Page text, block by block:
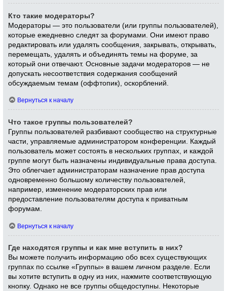
Кто такие модераторы?
Модераторы — это пользователи (или группы пользователей),
которые ежедневно следят за форумами. Они имеют право
редактировать или удалять сообщения, закрывать, открывать,
перемещать, удалять и объединять темы на форуме, за
который они отвечают. Основные задачи модераторов — не
допускать несоответствия содержания сообщений
обсуждаемым темам (оффтопик), оскорблений.
Вернуться к началу
Что такое группы пользователей?
Группы пользователей разбивают сообщество на структурные
части, управляемые администратором конференции. Каждый
пользователь может состоять в нескольких группах, и каждой
группе могут быть назначены индивидуальные права доступа.
Это облегчает администраторам назначение прав доступа
одновременно большому количеству пользователей,
например, изменение модераторских прав или
предоставление пользователям доступа к приватным
форумам.
Вернуться к началу
Где находятся группы и как мне вступить в них?
Вы можете получить информацию обо всех существующих
группах по ссылке «Группы» в вашем личном разделе. Если
вы хотите вступить в одну из них, нажмите соответствующую
кнопку. Однако не все группы общедоступны. Некоторые